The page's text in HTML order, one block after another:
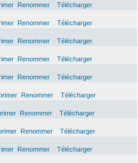
Renommer
Télécharger
Renommer
Télécharger
Renommer
Télécharger
Renommer
Télécharger
Renommer
Télécharger
Renommer
Télécharger
Renommer
Télécharger
Renommer
Télécharger
Renommer
Télécharger